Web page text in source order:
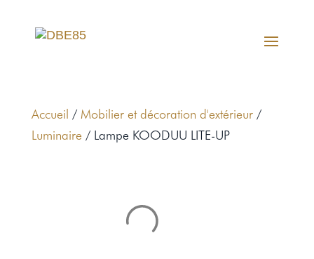
Accueil / Mobilier et décoration d'extérieur/
Luminaire / Lampe KOODUU LITE-UP